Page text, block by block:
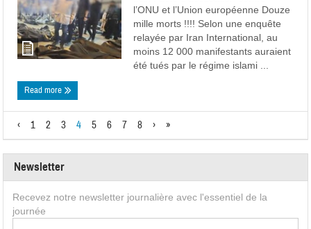
l’ONU et l’Union européenne Douze
mille morts !!!! Selon une enquête
relayée par Iran International, au
moins 12 000 manifestants auraient
été tués par le régime islami ...
Read more
‹ 1 2 3 4 5 6 7 8 › »
Newsletter
Recevez notre newsletter journalière avec l'essentiel de la
journée